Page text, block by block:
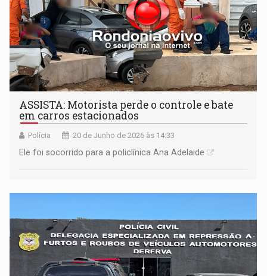
ASSISTA: Motorista perde o controle e bate
em carros estacionados
Polícia 20 de Junho de 2026 às 14:33
Ele foi socorrido para a policlínica Ana Adelaide